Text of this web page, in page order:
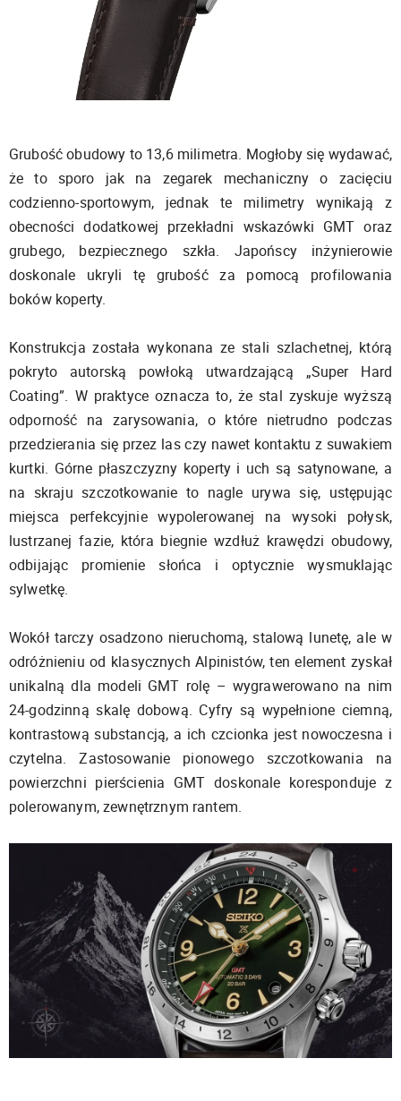
Grubość obudowy to 13,6 milimetra. Mogłoby się wydawać,
że to sporo jak na zegarek mechaniczny o zacięciu
codzienno-sportowym, jednak te milimetry wynikają z
obecności dodatkowej przekładni wskazówki GMT oraz
grubego, bezpiecznego szkła. Japońscy inżynierowie
doskonale ukryli tę grubość za pomocą profilowania
boków koperty.
Konstrukcja została wykonana ze stali szlachetnej, którą
pokryto autorską powłoką utwardzającą „Super Hard
Coating”. W praktyce oznacza to, że stal zyskuje wyższą
odporność na zarysowania, o które nietrudno podczas
przedzierania się przez las czy nawet kontaktu z suwakiem
kurtki. Górne płaszczyzny koperty i uch są satynowane, a
na skraju szczotkowanie to nagle urywa się, ustępując
miejsca perfekcyjnie wypolerowanej na wysoki połysk,
lustrzanej fazie, która biegnie wzdłuż krawędzi obudowy,
odbijając promienie słońca i optycznie wysmuklając
sylwetkę.
Wokół tarczy osadzono nieruchomą, stalową lunetę, ale w
odróżnieniu od klasycznych Alpinistów, ten element zyskał
unikalną dla modeli GMT rolę – wygrawerowano na nim
24-godzinną skalę dobową. Cyfry są wypełnione ciemną,
kontrastową substancją, a ich czcionka jest nowoczesna i
czytelna. Zastosowanie pionowego szczotkowania na
powierzchni pierścienia GMT doskonale koresponduje z
polerowanym, zewnętrznym rantem.